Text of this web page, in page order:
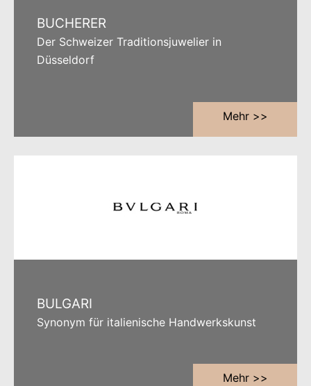
BUCHERER
Der Schweizer Traditionsjuwelier in
Düsseldorf
Mehr >>
BULGARI
Synonym für italienische Handwerkskunst
Mehr >>